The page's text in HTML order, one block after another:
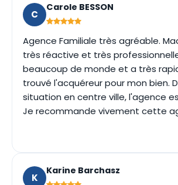
C
Carole BESSON
Agence Familiale très agréable.
très réactive et très
beaucoup de monde et a très
trouvé l'acquéreur pour mon bien.
situation en centre ville, l'agence
Je recommande vivement cette
K
Karine Barchasz